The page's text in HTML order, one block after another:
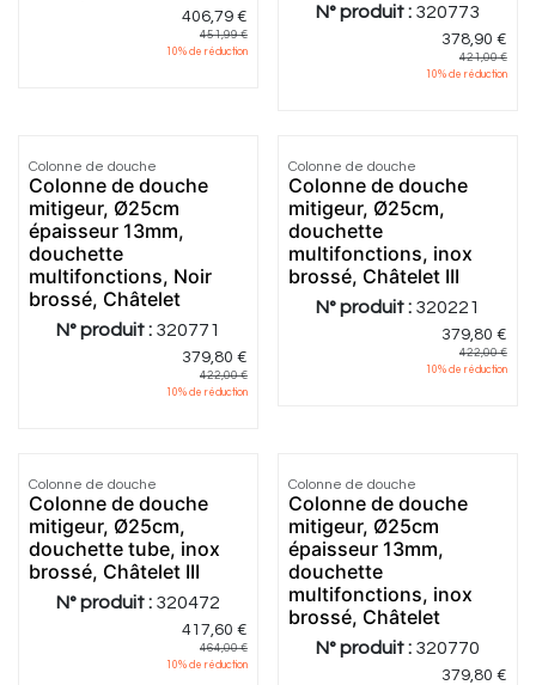
406,79€
451,99€
10% de réduction
N° produit : 320773
378,90 €
421,00€
10% de réduction
Colonne de douche
Colonne de douche
mitigeur, Ø25cm
épaisseur 13mm,
douchette
multifonctions, Noir
brossé, Châtelet
N° produit : 320771
379,80 €
422,00€
10% de réduction
Colonne de douche
Colonne de douche
mitigeur, Ø25cm,
douchette
multifonctions, inox
brossé, Châtelet III
N° produit : 320221
379,80 €
422,00€
10% de réduction
Colonne de douche
Colonne de douche
mitigeur, Ø25cm,
douchette tube, inox
brossé, Châtelet III
N° produit : 320472
417,60 €
464,00€
10% de réduction
Colonne de douche
Colonne de douche
mitigeur, Ø25cm
épaisseur 13mm,
douchette
multifonctions, inox
brossé, Châtelet
N° produit : 320770
379,80 €